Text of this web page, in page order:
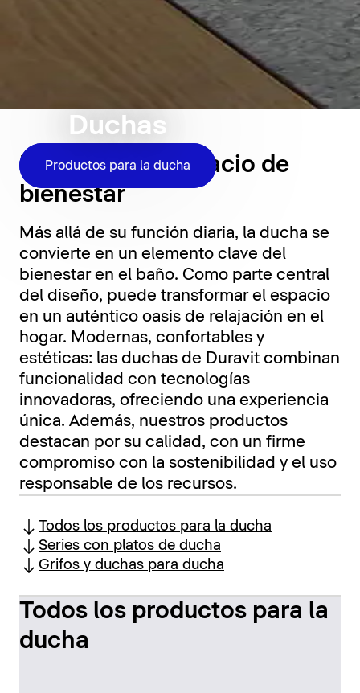
Duchas
Productos para la ducha
La ducha, un espacio de
bienestar
Más allá de su función diaria, la ducha se
convierte en un elemento clave del
bienestar en el baño. Como parte central
del diseño, puede transformar el espacio
en un auténtico oasis de relajación en el
hogar. Modernas, confortables y
estéticas: las duchas de Duravit combinan
funcionalidad con tecnologías
innovadoras, ofreciendo una experiencia
única. Además, nuestros productos
destacan por su calidad, con un firme
compromiso con la sostenibilidad y el uso
responsable de los recursos.
Todos los productos para la ducha
Series con platos de ducha
Grifos y duchas para ducha
Todos los productos para la
ducha